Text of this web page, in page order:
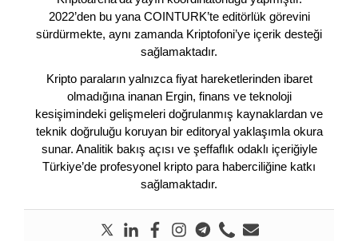
2022’den bu yana COINTURK’te editörlük görevini
sürdürmekte, aynı zamanda Kriptofoni’ye içerik desteği
sağlamaktadır.
Kripto paraların yalnızca fiyat hareketlerinden ibaret
olmadığına inanan Ergin, finans ve teknoloji
kesişimindeki gelişmeleri doğrulanmış kaynaklardan ve
teknik doğruluğu koruyan bir editoryal yaklaşımla okura
sunar. Analitik bakış açısı ve şeffaflık odaklı içeriğiyle
Türkiye’de profesyonel kripto para haberciliğine katkı
sağlamaktadır.